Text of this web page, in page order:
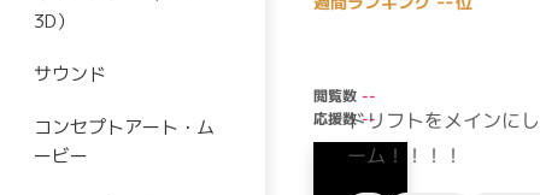
3D）
サウンド
コンセプトアート・ム
ービー
閲覧数 --
応援数--
ドリフトをメインに
ーム！！！！